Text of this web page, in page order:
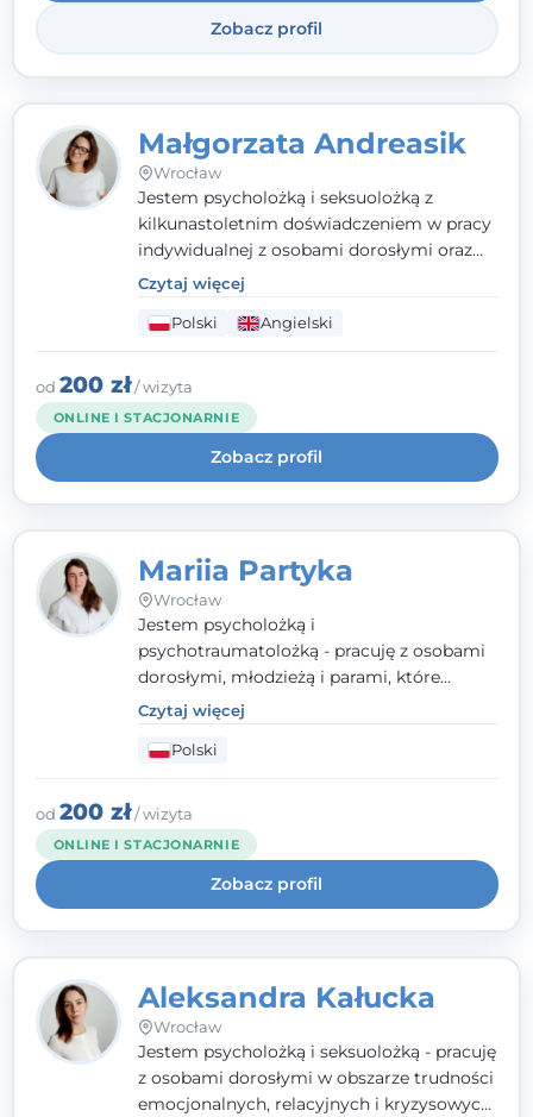
motywacyjnego i treningu uważności.
Zobacz profil
Małgorzata Andreasik
Wrocław
Jestem psycholożką i seksuolożką z
kilkunastoletnim doświadczeniem w pracy
indywidualnej z osobami dorosłymi oraz
parami. Specjalizuję się w obszarze zdrowia
seksualnego, żałoby, kryzysów życiowych i
wypalenia zawodowego. Pracuję w języku
polskim i angielskim, w podejściu
humanistycznym, opartym na
partnerstwie i podmiotowości klienta.
Czytaj więcej
Polski Angielski
od 200 zł/ wizyta
ONLINE I STACJONARNIE
Zobacz profil
Mariia Partyka
Wrocław
Jestem psycholożką i
psychotraumatolożką - pracuję z osobami
dorosłymi, młodzieżą i parami, które
doświadczają kryzysów psychicznych,
traumy, stanów lękowych i trudności
relacyjnych. W pracy kieruję się
uważnością, empatią i głębokim
szacunkiem dla indywidualnej historii
każdego człowieka. Jestem w trakcie
czteroletniej szkoły psychoterapii
poznawczo-behawioralnej
rekomendowanej przez PTTPB.
Czytaj więcej
Polski
od 200 zł/ wizyta
ONLINE I STACJONARNIE
Zobacz profil
Aleksandra Kałucka
Wrocław
Jestem psycholożką i seksuolożką - pracuję
z osobami dorosłymi w obszarze trudności
emocjonalnych, relacyjnych i kryzysowych,